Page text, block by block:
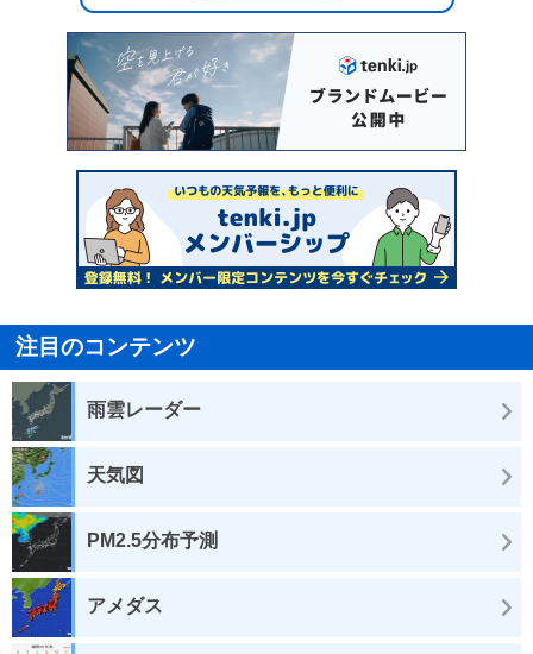
注目のコンテンツ
雨雲レーダー
天気図
PM2.5分布予測
アメダス